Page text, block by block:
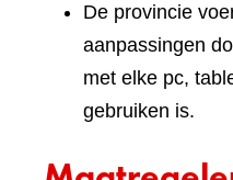
De provincie
aanpassingen
met elke pc,
gebruiken is.